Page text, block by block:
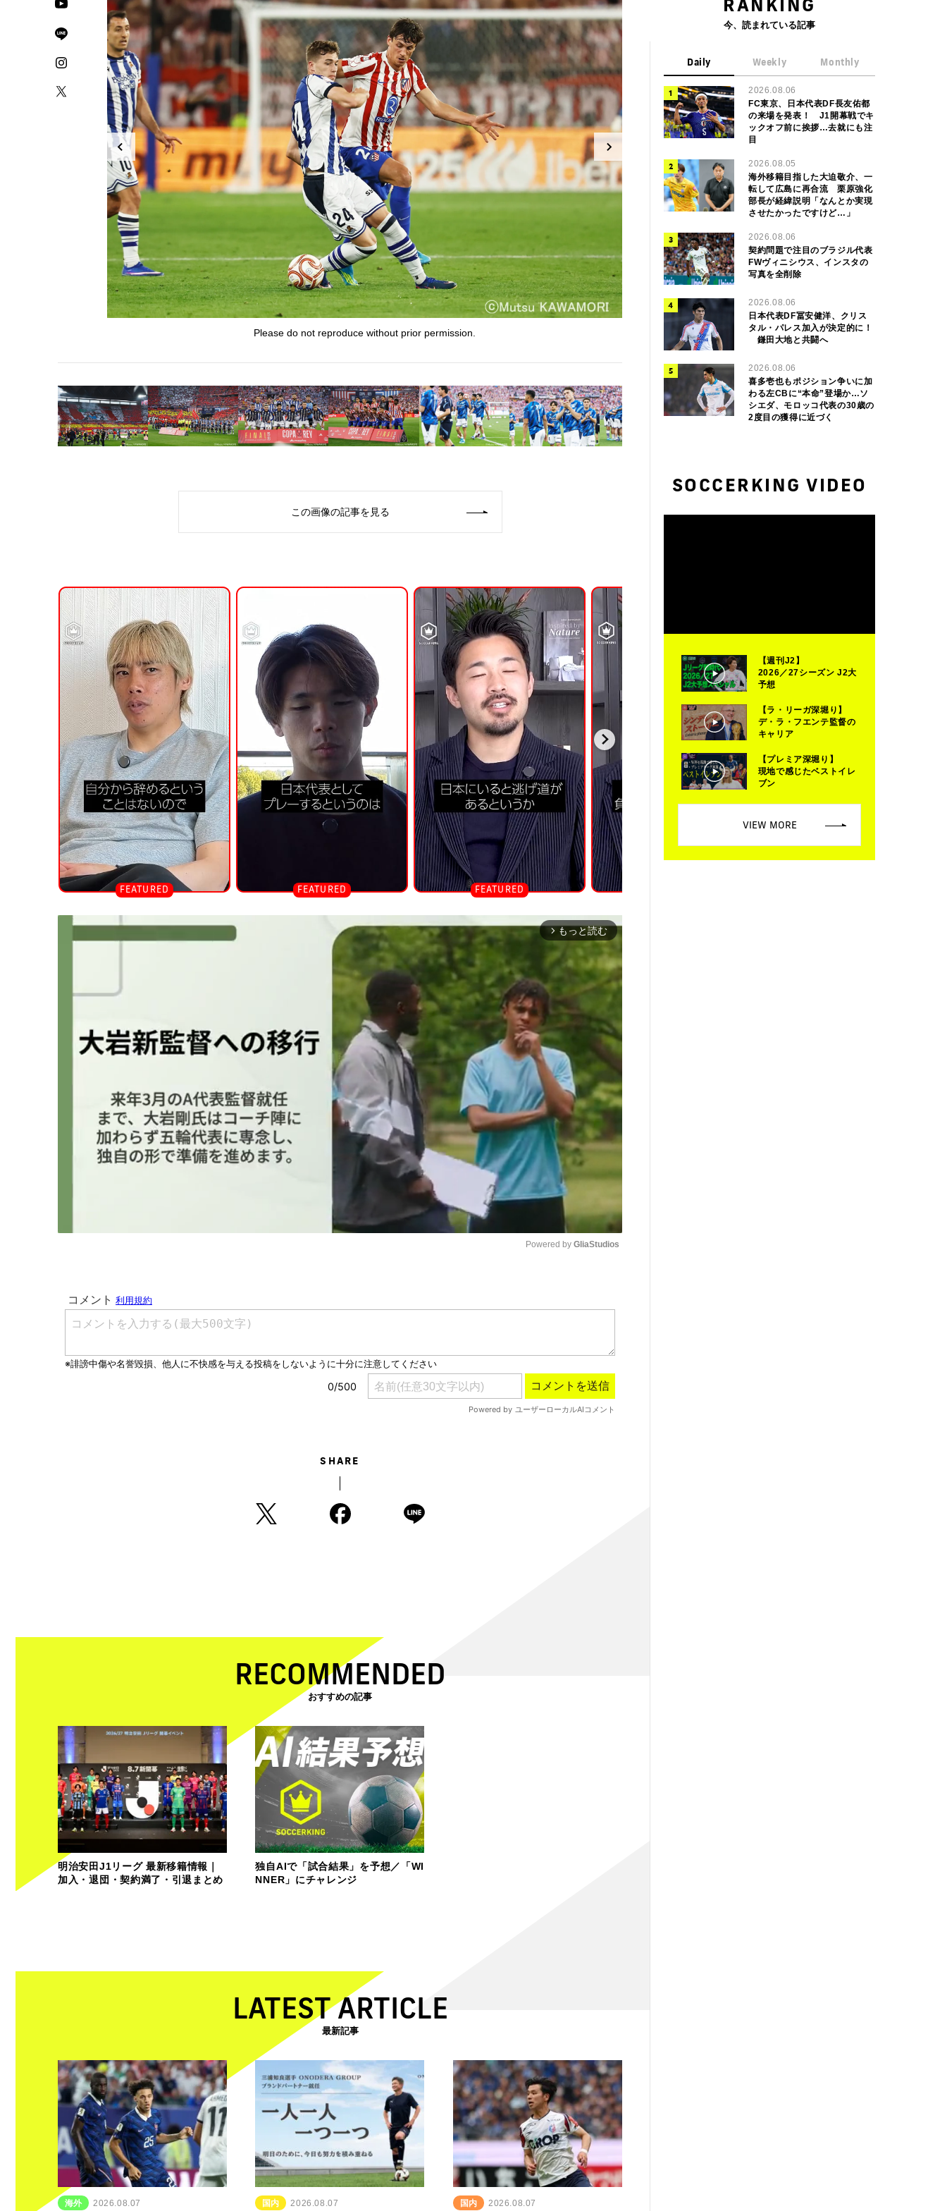
Please do not reproduce without prior permission.
この画像の記事を見る
arrow_forward_ios もっと読む
Powered by GliaStudios
SHARE
RECOMMENDED
おすすめの記事
明治安田J1リーグ 最新移籍情報｜
加入・退団・契約満了・引退まとめ
独自AIで「試合結果」を予想／「WI
NNER」にチャレンジ
LATEST ARTICLE
最新記事
海外 2026.08.07 国内 2026.08.07 国内 2026.08.07
今、読まれている記事
Daily Weekly Monthly
2026.08.06
FC東京、日本代表DF長友佑都
の来場を発表！ J1開幕戦でキ
ックオフ前に挨拶…去就にも注
目
2026.08.05
海外移籍目指した大迫敬介、一
転して広島に再合流 栗原強化
部長が経緯説明「なんとか実現
させたかったですけど…」
2026.08.06
契約問題で注目のブラジル代表
FWヴィニシウス、インスタの
写真を全削除
2026.08.06
日本代表DF冨安健洋、クリス
タル・パレス加入が決定的に！
鎌田大地と共闘へ
2026.08.06
喜多壱也もポジション争いに加
わる左CBに“本命”登場か…ソ
シエダ、モロッコ代表の30歳の
2度目の獲得に近づく
SOCCERKING VIDEO
【週刊J2】
2026／27シーズン J2大
予想
【ラ・リーガ深堀り】
デ・ラ・フエンテ監督の
キャリア
【プレミア深堀り】
現地で感じたベストイレ
ブン
VIEW MORE